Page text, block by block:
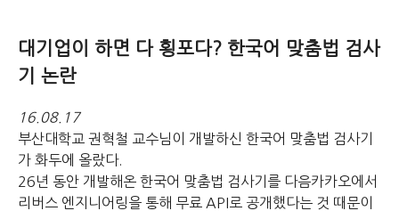
대기업이 하면 다 횡포다? 한국어 맞춤법 검사
기 논란
16.08.17
부산대학교 권혁철 교수님이 개발하신 한국어 맞춤법 검사기
가 화두에 올랐다.
26년 동안 개발해온 한국어 맞춤법 검사기를 다음카카오에서
리버스 엔지니어링을 통해 무료 API로 공개했다는 것 때문이